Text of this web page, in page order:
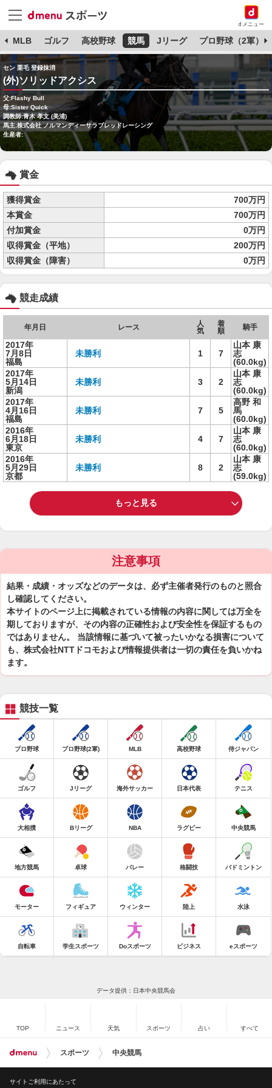
dメニュー
MLB ゴルフ 高校野球 競馬 Jリーグ プロ野球（2軍）
セン 栗毛 登録抹消
(外)ソリッドアクシス
父:Flashy Bull
母:Sister Quick
調教師:青木 孝文 (美浦)
馬主:株式会社 ノルマンディーサラブレッドレーシング
生産者:
賞金
獲得賞金
700万円
本賞金
700万円
付加賞金
0万円
収得賞金（平地）
200万円
収得賞金（障害）
0万円
競走成績
年月日 レース
人
気
着
順
騎手
2017年
7月8日
福島
未勝利 1 7
山本 康
志
(60.0kg)
2017年
5月14日
新潟
未勝利 3 2
山本 康
志
(60.0kg)
2017年
4月16日
福島
未勝利 7 5
高野 和
馬
(60.0kg)
2016年
6月18日
東京
未勝利 4 7
山本 康
志
(60.0kg)
2016年
5月29日
京都
未勝利 8 2
山本 康
志
(59.0kg)
もっと見る
注意事項
結果・成績・オッズなどのデータは、必ず主催者発行のものと照合
し確認してください。
本サイトのページ上に掲載されている情報の内容に関しては万全を
期しておりますが、その内容の正確性および安全性を保証するもの
ではありません。 当該情報に基づいて被ったいかなる損害について
も、株式会社NTTドコモおよび情報提供者は一切の責任を負いかね
ます。
競技一覧
プロ野球 プロ野球(2軍) MLB 高校野球 侍ジャパン
ゴルフ Jリーグ 海外サッカー 日本代表 テニス
大相撲 Bリーグ NBA ラグビー 中央競馬
地方競馬 卓球 バレー 格闘技 バドミントン
モーター フィギュア ウィンター 陸上 水泳
自転車 学生スポーツ Doスポーツ ビジネス eスポーツ
データ提供：日本中央競馬会
TOP ニュース 天気 スポーツ 占い すべて
スポーツ 中央競馬
サイトご利用にあたって